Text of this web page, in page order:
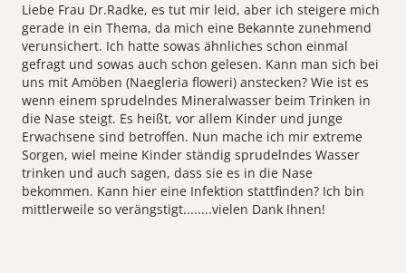
Liebe Frau Dr.Radke, es tut mir leid, aber ich steigere mich
gerade in ein Thema, da mich eine Bekannte zunehmend
verunsichert. Ich hatte sowas ähnliches schon einmal
gefragt und sowas auch schon gelesen. Kann man sich bei
uns mit Amöben (Naegleria floweri) anstecken? Wie ist es
wenn einem sprudelndes Mineralwasser beim Trinken in
die Nase steigt. Es heißt, vor allem Kinder und junge
Erwachsene sind betroffen. Nun mache ich mir extreme
Sorgen, wiel meine Kinder ständig sprudelndes Wasser
trinken und auch sagen, dass sie es in die Nase
bekommen. Kann hier eine Infektion stattfinden? Ich bin